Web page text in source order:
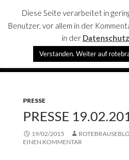
rotebrauseblogger
SPRINGE
PRESSE
PRESSE
19/02/2015
EINEN KOMMENTAR
Diese Seite verarbeitet in
Benutzer, vor allem in der
in der
Verstanden. Weiter auf